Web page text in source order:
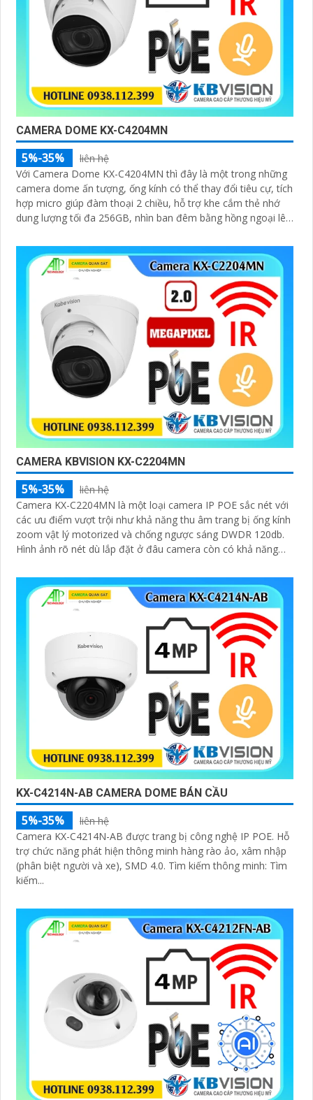
CAMERA DOME KX-C4204MN
5%-35%
liên hệ
Với Camera Dome KX-C4204MN thì đây là một trong những
camera dome ấn tượng, ống kính có thể thay đổi tiêu cự, tích
hợp micro giúp đàm thoại 2 chiều, hỗ trợ khe cắm thẻ nhớ
dung lượng tối đa 256GB, nhìn ban đêm bằng hồng ngoại lên
CAMERA KBVISION KX-C2204MN
5%-35%
liên hệ
Camera KX-C2204MN là một loại camera IP POE sắc nét với
các ưu điểm vượt trội như khả năng thu âm trang bị ống kính
zoom vật lý motorized và chống ngược sáng DWDR 120db.
Hình ảnh rõ nét dù lắp đặt ở đâu camera còn có khả năng
KX-C4214N-AB CAMERA DOME BÁN CẦU
5%-35%
liên hệ
Camera KX-C4214N-AB được trang bị công nghệ IP POE. Hỗ
trợ chức năng phát hiện thông minh hàng rào ảo, xâm nhập
(phân biệt người và xe), SMD 4.0. Tìm kiếm thông minh: Tìm
kiếm...